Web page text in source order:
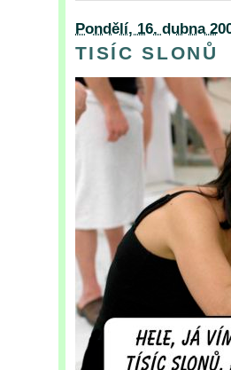
Pondělí, 16. dubna
TISÍC SLONŮ